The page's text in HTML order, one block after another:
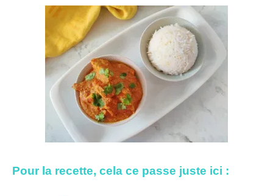
Pour la recette, cela ce passe juste ici :